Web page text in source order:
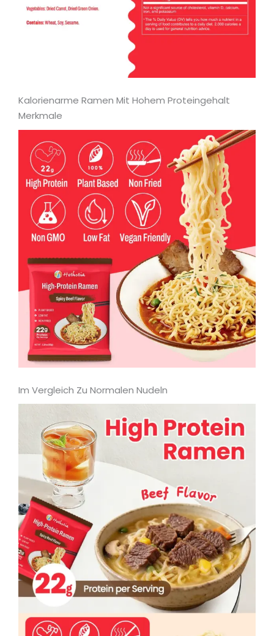
Kalorienarme Ramen Mit Hohem Proteingehalt
Merkmale
Im Vergleich Zu Normalen Nudeln